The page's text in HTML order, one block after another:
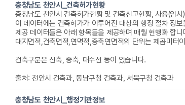
충청남도 천안시_건축허가현황
이 데이터에는 건축허가가 이루어진 대상의 행정 절차 정보를 체계적으로 정리한 자료로, 건축물이 어느 위치에서 허가되었는지, 공사가 언제 착공되고 사용승인에 이르렀는지 등 주요 진행 일정을 확인할 수 있도록 구성되어 있습니다. 또한 주
제공 데이터들은 아래 항목들을 제공하며 매월 현행화 합니
대지면적,건축면적,연멱적,증축연면적의 단위는 제곱미터이고, 최
건축구분은 신축, 증축, 대수선 등이 있습니다.
출처: 천안시 건축과, 동남구청 건축과, 서북구청 건축과
충청남도 천안시_행정기관정보